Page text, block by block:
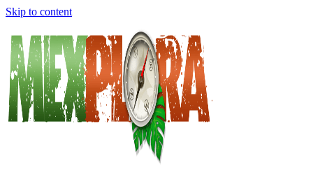
Skip to content